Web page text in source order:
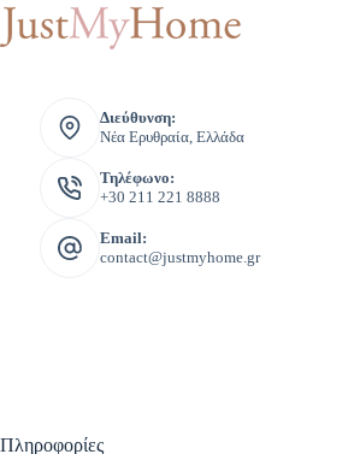
Διεύθυνση:
Νέα Ερυθραία, Ελλάδα
Τηλέφωνο:
+30 211 221 8888
Email:
contact@justmyhome.gr
Πληροφορίες